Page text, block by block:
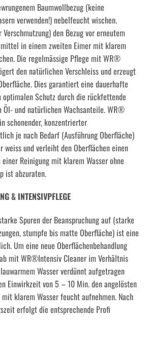
Baumwollbezug (keine
verwenden!) nebelfeucht wischen.
den Bezug vor erneutem
in einem zweiten Eimer mit klarem
Die regelmässige Pflege mit WR®
den natürlichen Verschleiss und erzeugt
Dies garantiert eine dauerhafte
Schutz durch die rückfettende
Öl- und natürlichen Wachsanteile. WR®
schonender, konzentrierter
je nach Bedarf (Ausführung Oberfläche)
weiss und verleiht den Oberflächen einen
Reinigung mit klarem Wasser ohne
ist abzuraten.
& INTENSIVPFLEGE
Spuren der Beanspruchung auf (starke
stumpfe bis matte Oberfläche) ist eine
Um eine neue Oberflächenbehandlung
mit WR®Intensiv Cleaner im Verhältnis
Wasser verdünnt aufgetragen
Einwirkzeit von 5 – 10 Min. den angelösten
klarem Wasser feucht aufnehmen. Nach
erfolgt die entsprechende Profi